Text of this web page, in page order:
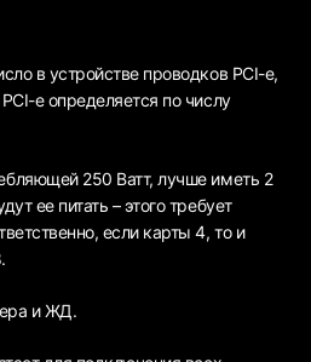
в устройстве проводков PCI-e,
e определяется по числу
250 Ватт, лучше иметь 2
ее питать – этого требует
если карты 4, то и
и ЖД.